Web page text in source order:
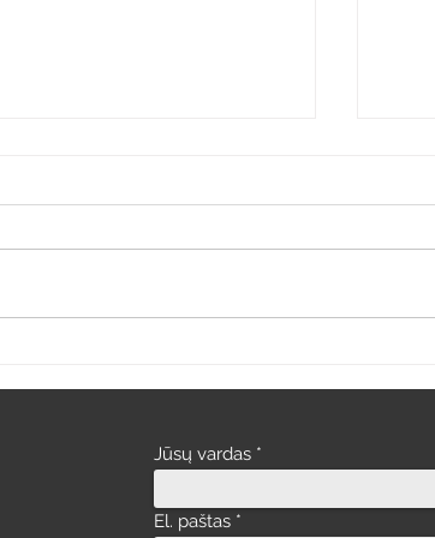
Jūsų vardas
El. paštas